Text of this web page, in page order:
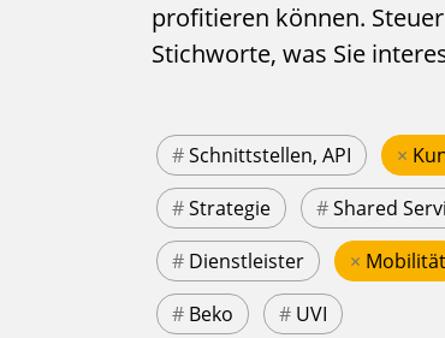
profitieren können.
Stichworte, was Sie
#Schnittstellen, API ×
#Strategie #Shared
# Dienstleister × Mobilität
# Beko # UVI